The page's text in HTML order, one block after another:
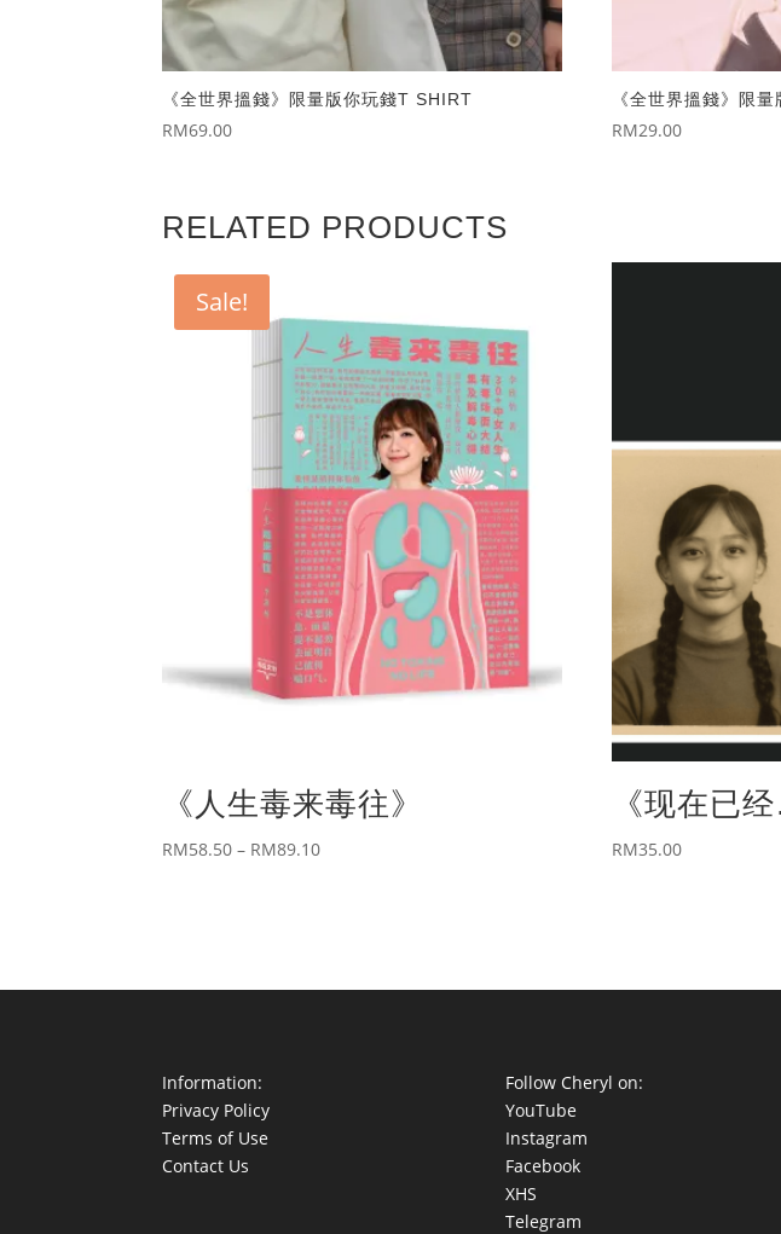
《全世界搵錢》限量版你玩錢T SHIRT
RM69.00
《全世界搵錢》限
RM29.00
RELATED PRODUCTS
Sale!
《人生毒来毒往》
RM58.50 – RM89.10Price
《现在已
RM35.00
Information:
Privacy Policy
Terms of Use
Contact Us
Follow Cheryl on:
YouTube
Instagram
Facebook
XHS
Telegram